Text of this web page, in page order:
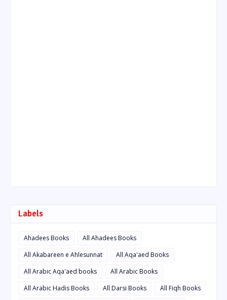
Labels
Ahadees Books
All Ahadees Books
All Akabareen e Ahlesunnat
All Aqa'aed Books
All Arabic Aqa'aed books
All Arabic Books
All Arabic Hadis Books
All Darsi Books
All Fiqh Books